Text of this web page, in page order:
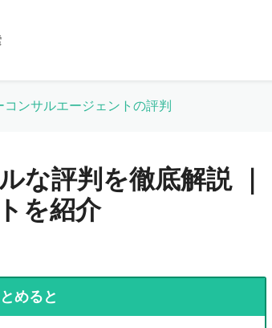
コンサルエージェントの評判
な評判を徹底解説 ｜
を紹介
めると